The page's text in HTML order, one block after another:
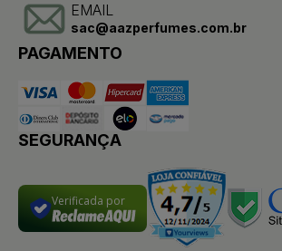
EMAIL
sac@aazperfumes.com.br
PAGAMENTO
SEGURANÇA
Verificada por